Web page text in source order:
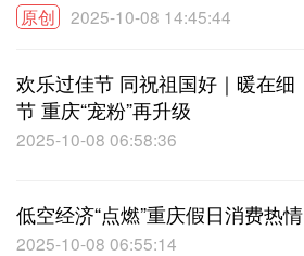
原创 2025-10-08 14:45:44
欢乐过佳节 同祝祖国好｜暖在细
节 重庆“宠粉”再升级
2025-10-08 06:58:36
低空经济“点燃”重庆假日消费热情
2025-10-08 06:55:14